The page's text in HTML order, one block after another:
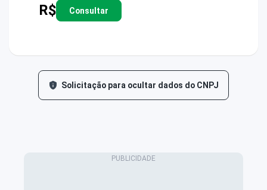
R$ Consultar
Solicitação para ocultar dados do CNPJ